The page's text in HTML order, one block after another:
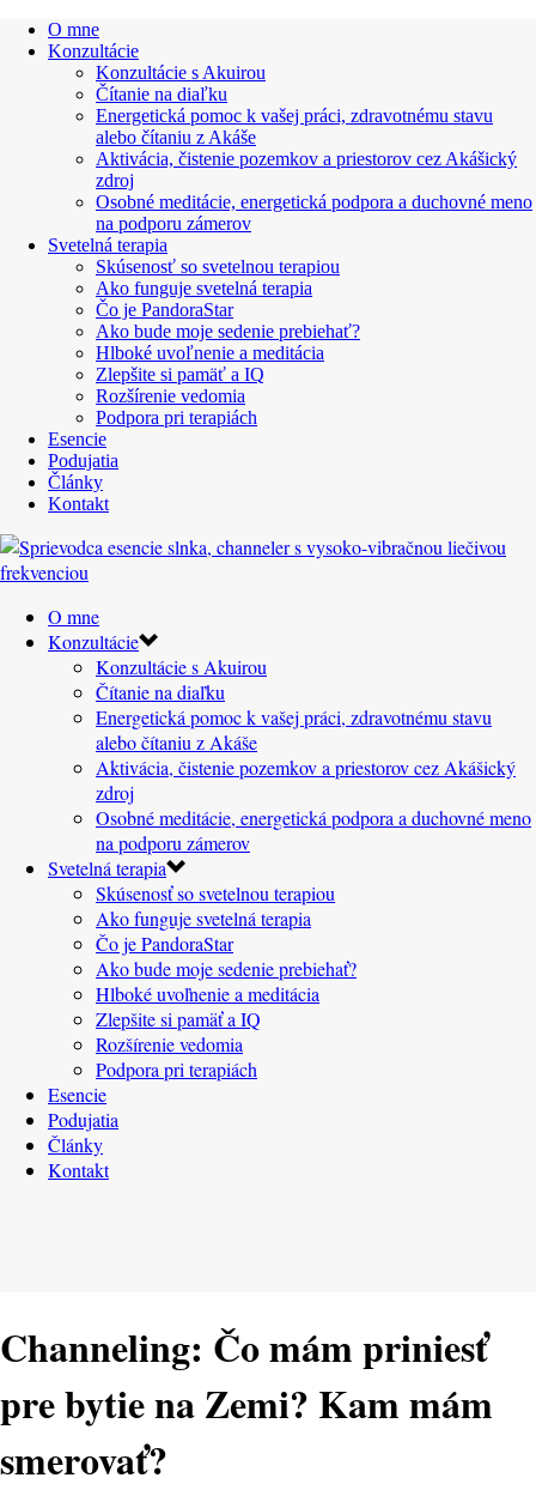
O mne
Konzultácie
Konzultácie s Akuirou
Čítanie na diaľku
Energetická pomoc k vašej práci, zdravotnému stavu
alebo čítaniu z Akáše
Aktivácia, čistenie pozemkov a priestorov cez Akášický
zdroj
Osobné meditácie, energetická podpora a duchovné meno
na podporu zámerov
Svetelná terapia
Skúsenosť so svetelnou terapiou
Ako funguje svetelná terapia
Čo je PandoraStar
Ako bude moje sedenie prebiehať?
Hlboké uvoľnenie a meditácia
Zlepšite si pamäť a IQ
Rozšírenie vedomia
Podpora pri terapiách
Esencie
Podujatia
Články
Kontakt
O mne
Konzultácie
Konzultácie s Akuirou
Čítanie na diaľku
Energetická pomoc k vašej práci, zdravotnému stavu
alebo čítaniu z Akáše
Aktivácia, čistenie pozemkov a priestorov cez Akášický
zdroj
Osobné meditácie, energetická podpora a duchovné meno
na podporu zámerov
Svetelná terapia
Skúsenosť so svetelnou terapiou
Ako funguje svetelná terapia
Čo je PandoraStar
Ako bude moje sedenie prebiehať?
Hlboké uvoľnenie a meditácia
Zlepšite si pamäť a IQ
Rozšírenie vedomia
Podpora pri terapiách
Esencie
Podujatia
Články
Kontakt
Channeling: Čo mám priniesť
pre bytie na Zemi? Kam mám
smerovať?